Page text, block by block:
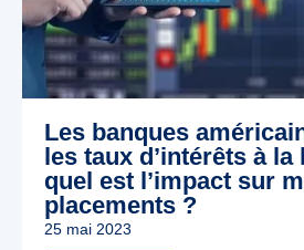
Les banques
les taux d’intérêts à la
quel est l’impact sur
placements ?
25 mai 2023